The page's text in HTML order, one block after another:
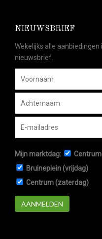
NIEUWSBRIEF
Wekelijks alle
nieuwsbrief.
Mijn marktdag:
Bruineplein (vrijdag)
Centrum (zaterdag)
AANMELDEN